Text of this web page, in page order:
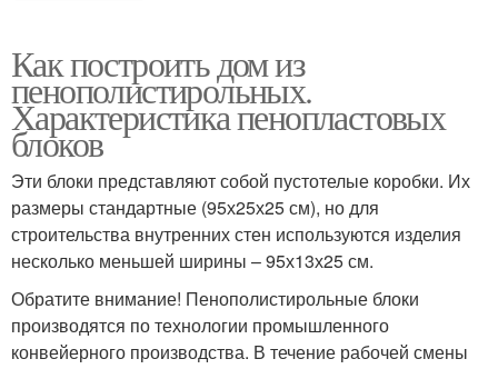
Как построить дом из
пенополистирольных.
Характеристика пенопластовых
блоков
Эти блоки представляют собой пустотелые коробки. Их
размеры стандартные (95х25х25 см), но для
строительства внутренних стен используются изделия
несколько меньшей ширины – 95х13х25 см.
Обратите внимание! Пенополистирольные блоки
производятся по технологии промышленного
конвейерного производства. В течение рабочей смены